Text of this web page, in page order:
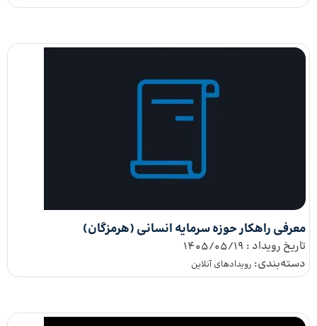
معرفی راهکار حوزه سرمایه انسانی (هرمزگان)
تاریخ رویداد : 1405/05/19
دسته‌بندی: رویداد‌های آنلاین